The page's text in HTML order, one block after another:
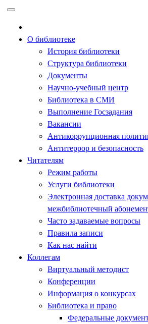
содержимому
О библиотеке
История библиотеки
Структура библиотеки
Документы
Научно-учебный центр
Библиотека в СМИ
Выполнение Госзадания
Вакансии
Антикоррупционная
Антитеррор и безопасность
Читателям
Режим работы
Услуги библиотеки
Электронная доставка
межбиблиотечный
Часто задаваемые вопросы
Правила записи
Как нас найти
Коллегам
Виртуальный методист
Конференции
Информация о конкурсах
Библиотека и право
Федеральные